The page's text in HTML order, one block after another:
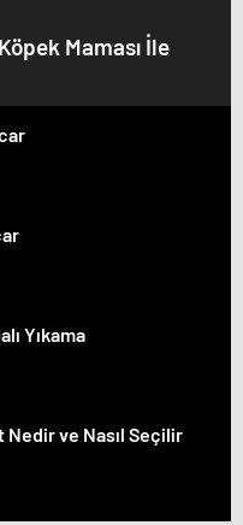
Maması İle
Yıkama
ve Nasıl Seçilir